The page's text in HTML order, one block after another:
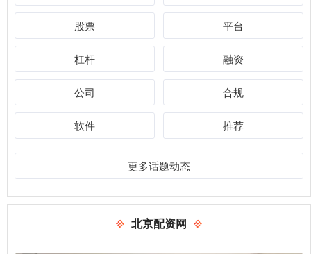
股票 平台
杠杆 融资
公司 合规
软件 推荐
更多话题动态
北京配资网